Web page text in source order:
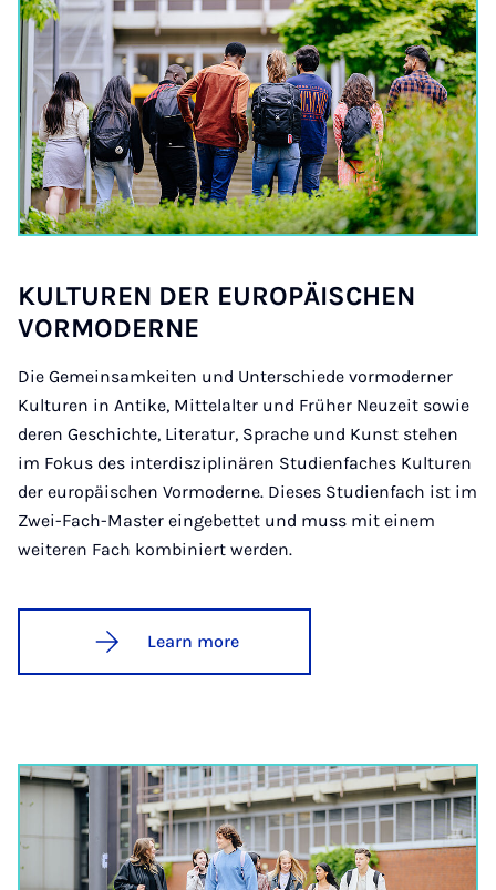
KUL­TUREN DER EUROPÄIS­CHEN
VOR­MO­D­ERNE
Die Gemeinsamkeiten und Unterschiede vormoderner
Kulturen in Antike, Mittelalter und Früher Neuzeit sowie
deren Geschichte, Literatur, Sprache und Kunst stehen
im Fokus des interdisziplinären Studienfaches Kulturen
der europäischen Vormoderne. Dieses Studienfach ist im
Zwei-Fach-Master eingebettet und muss mit einem
weiteren Fach kombiniert werden.
Learn more